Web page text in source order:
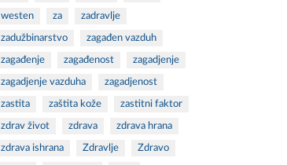
westen za zadravlje
zadužbinarstvo zagađen vazduh
zagađenje zagađenost zagadjenje
zagadjenje vazduha zagadjenost
zastita zaštita kože zastitni faktor
zdrav život zdrava zdrava hrana
zdrava ishrana Zdravlje Zdravo